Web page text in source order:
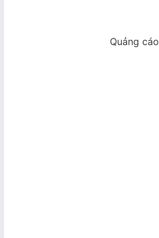
Quảng cáo